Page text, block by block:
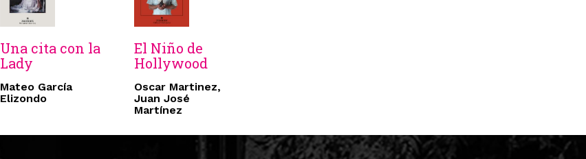
Una cita con la
Lady
Mateo García
Elizondo
El Niño de
Hollywood
Oscar Martinez,
Juan José
Martínez